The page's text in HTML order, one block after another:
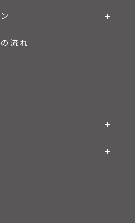
流れ